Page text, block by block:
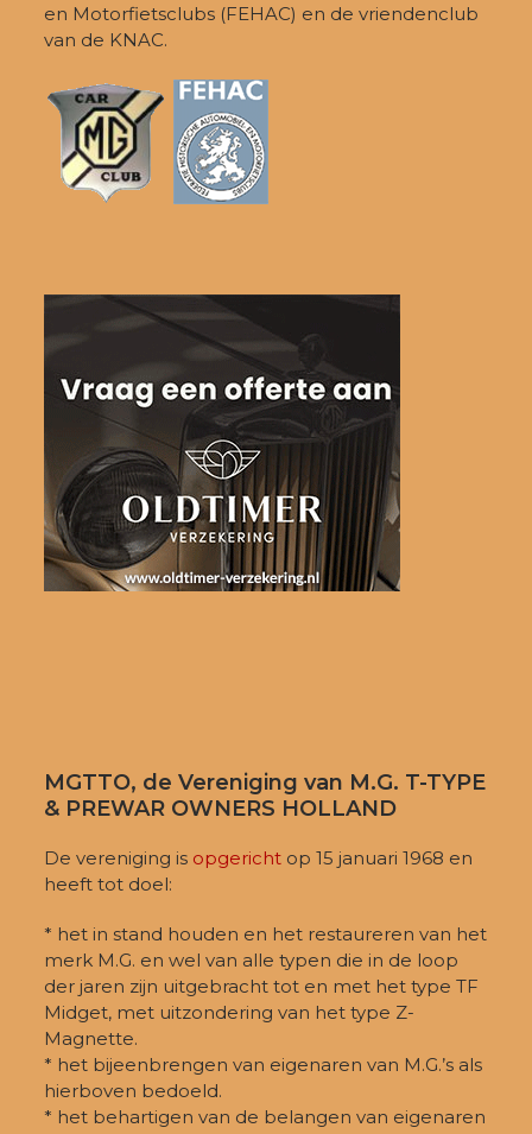
en Motorfietsclubs (FEHAC) en de vriendenclub
van de KNAC.
MGTTO, de Vereniging van M.G. T-TYPE
& PREWAR OWNERS HOLLAND
De vereniging is opgericht op 15 januari 1968 en
heeft tot doel:
* het in stand houden en het restaureren van het
merk M.G. en wel van alle typen die in de loop
der jaren zijn uitgebracht tot en met het type TF
Midget, met uitzondering van het type Z-
Magnette.
* het bijeenbrengen van eigenaren van M.G.’s als
hierboven bedoeld.
* het behartigen van de belangen van eigenaren